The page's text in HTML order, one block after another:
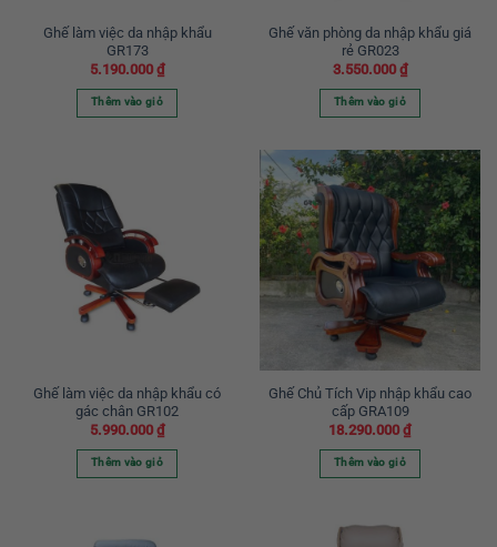
Ghế làm việc da nhập khẩu
GR173
5.190.000 ₫
Thêm vào giỏ
Ghế văn phòng da nhập khẩu giá
rẻ GR023
3.550.000 ₫
Thêm vào giỏ
Ghế làm việc da nhập khẩu có
gác chân GR102
5.990.000 ₫
Thêm vào giỏ
Ghế Chủ Tích Vip nhập khẩu cao
cấp GRA109
18.290.000 ₫
Thêm vào giỏ